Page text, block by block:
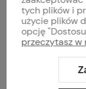
INFORMACJE
O NAS
Sklep internetowy
tych plików i
użycie plików
opcję
przeczytasz w